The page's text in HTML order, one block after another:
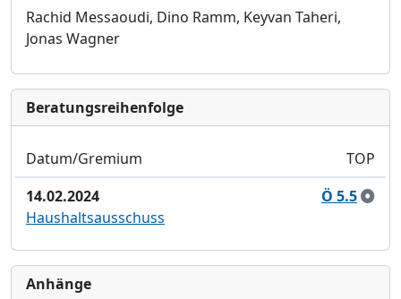
Rachid Messaoudi, Dino Ramm, Keyvan Taheri,
Jonas Wagner
Bera­tungs­reihen­folge
Datum/Gremium
TOP
14.02.2024
Ö 5.5
Haushaltsausschuss
Anhänge